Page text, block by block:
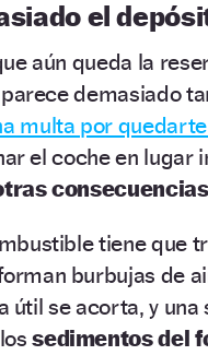
el
aún queda la
demasiado
multa por
el coche en lugar
tiene que
burbujas de
útil se acorta, y
sedimentos del